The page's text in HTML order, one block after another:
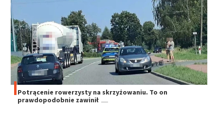
Potrącenie rowerzysty na skrzyżowaniu. To on
prawdopodobnie zawinił